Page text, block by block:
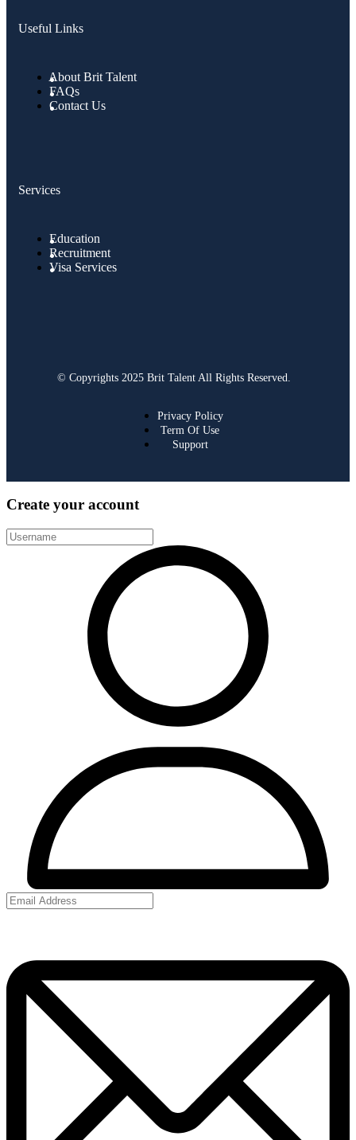
Useful Links
About Brit Talent
FAQs
Contact Us
Services
Education
Recruitment
Visa Services
© Copyrights 2025 Brit Talent All Rights Reserved.
Privacy Policy
Term Of Use
Support
Create your account